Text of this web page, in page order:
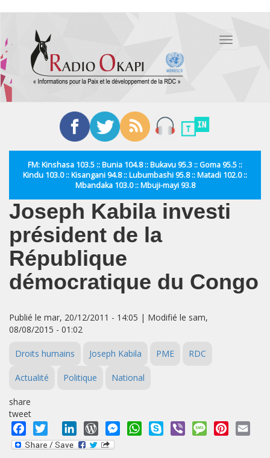
contenu
principal
Toggle
FM: Kinshasa 103.5 :: Bunia 104.8 :: Bukavu 95.3 :: Goma 95.5 ::
Kindu 103.0 :: Kisangani 94.8 :: Lubumbashi 95.8 :: Matadi 102.0 ::
Mbandaka 103.0 :: Mbuji-mayi 93.8
Joseph Kabila investi
président de la
République
démocratique du Congo
Publié le mar, 20/12/2011 - 14:05 | Modifié le sam,
08/08/2015 - 01:02
Droits humains Joseph Kabila PME RDC
Actualité Politique National
share
tweet
Facebook
Twitter LinkedInWordPressMessengerWhatsApp
Skype Viber MessagePinterest